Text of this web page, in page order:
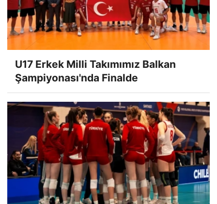
U17 Erkek Milli Takımımız Balkan
Şampiyonası'nda Finalde